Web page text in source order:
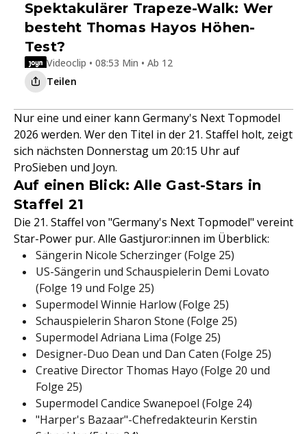
Spektakulärer Trapeze-Walk: Wer
besteht Thomas Hayos Höhen-
Test?
Videoclip • 08:53 Min • Ab 12
Teilen
Nur eine und einer kann Germany's Next Topmodel
2026 werden. Wer den Titel in der 21. Staffel holt, zeigt
sich nächsten Donnerstag um 20:15 Uhr auf
ProSieben und Joyn.
Auf einen Blick: Alle Gast-Stars in
Staffel 21
Die 21. Staffel von "Germany's Next Topmodel" vereint
Star-Power pur. Alle Gastjuror:innen im Überblick:
Sängerin Nicole Scherzinger (Folge 25)
US-Sängerin und Schauspielerin Demi Lovato
(Folge 19 und Folge 25)
Supermodel Winnie Harlow (Folge 25)
Schauspielerin Sharon Stone (Folge 25)
Supermodel Adriana Lima (Folge 25)
Designer-Duo Dean und Dan Caten (Folge 25)
Creative Director Thomas Hayo (Folge 20 und
Folge 25)
Supermodel Candice Swanepoel (Folge 24)
"Harper's Bazaar"-Chefredakteurin Kerstin